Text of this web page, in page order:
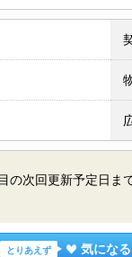
の次回更新予定日ま
とりあえず 気にな